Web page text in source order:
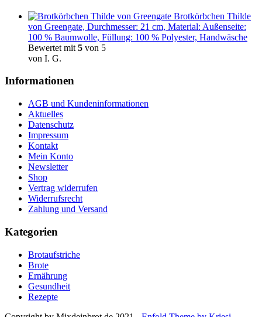
Brotkörbchen Thilde
von Greengate, Durchmesser: 21 cm, Material: Außenseite:
100 % Baumwolle, Füllung: 100 % Polyester, Handwäsche
Bewertet mit 5 von 5
von I. G.
Informationen
AGB und Kundeninformationen
Aktuelles
Datenschutz
Impressum
Kontakt
Mein Konto
Newsletter
Shop
Vertrag widerrufen
Widerrufsrecht
Zahlung und Versand
Kategorien
Brotaufstriche
Brote
Ernährung
Gesundheit
Rezepte